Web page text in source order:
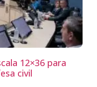
12×36 para
civil